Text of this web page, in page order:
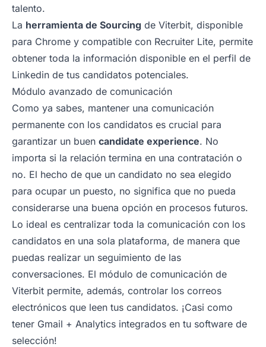
talento.
La herramienta de Sourcing de Viterbit, disponible
para Chrome y compatible con Recruiter Lite, permite
obtener toda la información disponible en el perfil de
Linkedin de tus candidatos potenciales.
Módulo avanzado de comunicación
Como ya sabes, mantener una comunicación
permanente con los candidatos es crucial para
garantizar un buen candidate experience. No
importa si la relación termina en una contratación o
no. El hecho de que un candidato no sea elegido
para ocupar un puesto, no significa que no pueda
considerarse una buena opción en procesos futuros.
Lo ideal es centralizar toda la comunicación con los
candidatos en una sola plataforma, de manera que
puedas realizar un seguimiento de las
conversaciones. El módulo de comunicación de
Viterbit permite, además, controlar los correos
electrónicos que leen tus candidatos. ¡Casi como
tener Gmail + Analytics integrados en tu software de
selección!